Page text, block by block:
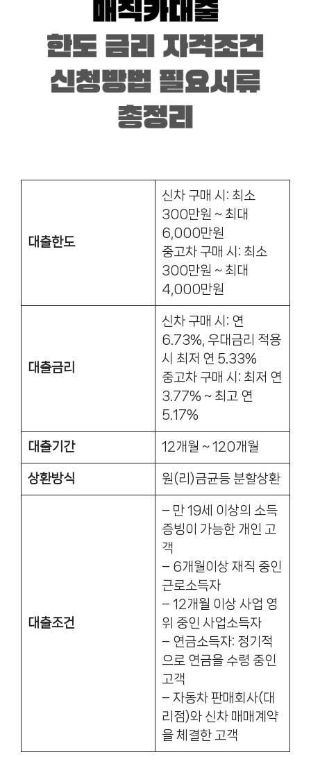
대출한도
신차 구매 시: 최소
300만원 ~ 최대
6,000만원
중고차 구매 시: 최소
300만원 ~ 최대
4,000만원
대출금리
신차 구매 시: 연
6.73%, 우대금리 적용
시 최저 연 5.33%
중고차 구매 시: 최저 연
3.77% ~ 최고 연
5.17%
대출기간 12개월 ~ 120개월
상환방식 원(리)금균등 분할상환
대출조건
– 만 19세 이상의 소득
증빙이 가능한 개인 고
객
– 6개월이상 재직 중인
근로소득자
– 12개월 이상 사업 영
위 중인 사업소득자
– 연금소득자: 정기적
으로 연금을 수령 중인
고객
– 자동차 판매회사(대
리점)와 신차 매매계약
을 체결한 고객